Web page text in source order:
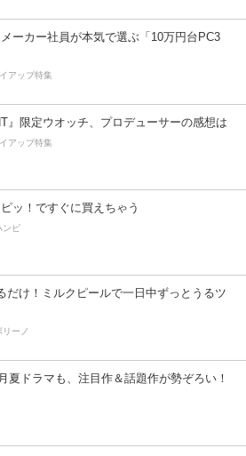
ーカー社員が本気で選ぶ「10万円台PC3
アップ特集
』限定ウオッチ、プロデューサーの感想は
アップ特集
ッ！ですぐに買えちゃう
ンピ
だけ！ミルクピールで一日中ずっとうるツ
リーノ
夏ドラマも、注目作＆話題作が勢ぞろい！